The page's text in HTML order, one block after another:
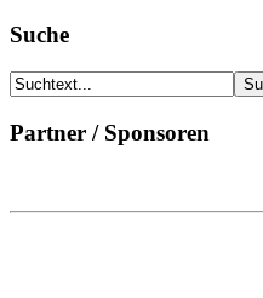
Suche
Partner / Sponsoren